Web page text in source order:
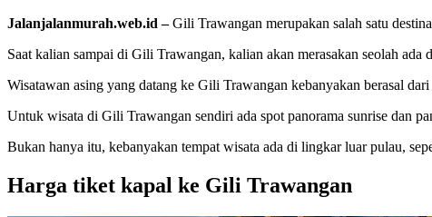
Jalanjalanmurah.web.id –Gili Trawangan merupakan salah satu
Saat kalian sampai di Gili Trawangan, kalian akan merasakan seolah
Wisatawan asing yang datang ke Gili Trawangan kebanyakan berasal
Untuk wisata di Gili Trawangan sendiri ada spot panorama sunrise dan
Bukan hanya itu, kebanyakan tempat wisata ada di lingkar luar pulau,
Harga tiket kapal ke Gili Trawangan